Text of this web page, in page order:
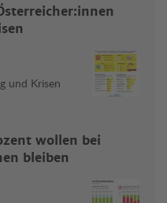
und Krisen
wollen bei
bleiben